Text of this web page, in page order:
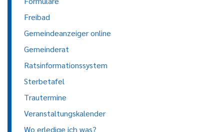
Freibad
Gemeindeanzeiger online
Gemeinderat
Ratsinformationssystem
Sterbetafel
Trautermine
Veranstaltungskalender
Wo erledige ich was?